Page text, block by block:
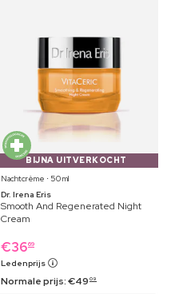
BIJNA UITVERKOCHT
Nachtcrème ⋅ 50 ml
Dr. Irena Eris
Smooth And Regenerated Night
Cream
€3669
Ledenprijs
Normale prijs:€49 09